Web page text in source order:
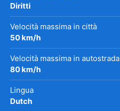
Diritti
Velocità massima in città
50 km/h
Velocità massima in autostrada
80 km/h
Lingua
Dutch